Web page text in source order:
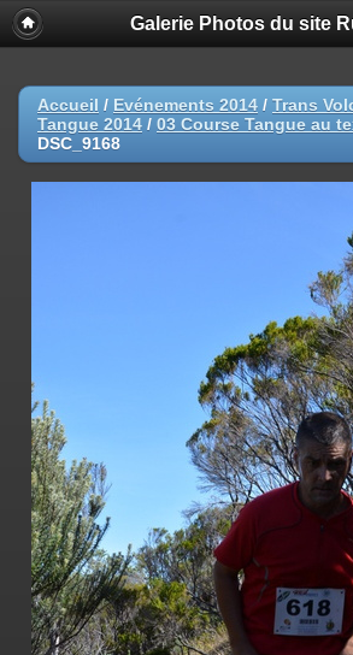
Galerie Photos du site
Accueil / Evénements 2014 / Trans
Tangue 2014 / 03 Course Tangue au
DSC_9168